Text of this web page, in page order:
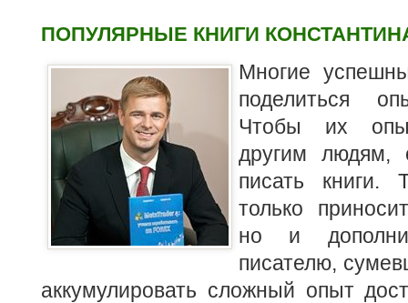
ПОПУЛЯРНЫЕ КНИГИ
Многие
поделиться
Чтобы их
другим людям,
писать книги.
только
но и
писателю,
аккумулировать сложный опыт